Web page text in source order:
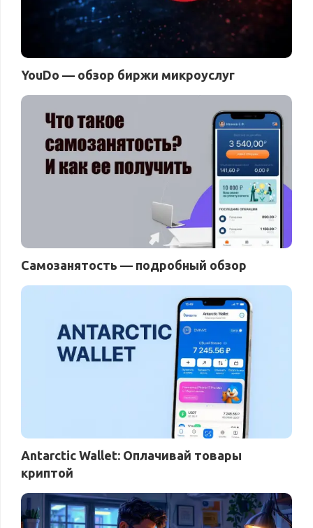
YouDo — обзор биржи микроуслуг
Самозанятость — подробный обзор
Antarctic Wallet: Оплачивай товары
криптой